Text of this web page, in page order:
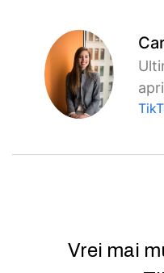
Vrei mai